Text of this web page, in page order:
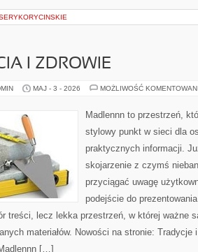
I ZDROWIE
MAJ - 3 - 2026 MOŻLIWOŚĆ
Madlennn to przestrzeń,
stylowy punkt w sieci dla
praktycznych informacji.
skojarzenie z czymś
przyciągać uwagę
podejście do
treści, lecz lekka przestrzeń, w której ważne
materiałów. Nowości na stronie: Tradycje
[…]